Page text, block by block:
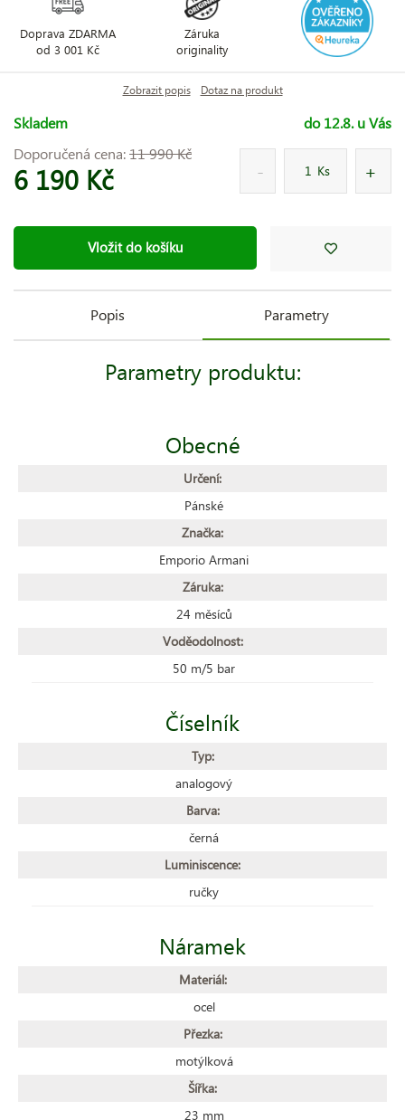
Doprava ZDARMA
od 3 001 Kč
Záruka
originality
Zobrazit popis Dotaz na produkt
Skladem
do 12.8. u Vás
Doporučená cena:11 990 Kč
6 190 Kč Ks
Vložit do košíku
Popis Parametry
Parametry produktu:
Obecné
Určení:
Pánské
Značka:
Emporio Armani
Záruka:
24 měsíců
Voděodolnost:
50 m/5 bar
Číselník
Typ:
analogový
Barva:
černá
Luminiscence:
ručky
Náramek
Materiál:
ocel
Přezka:
motýlková
Šířka:
23 mm